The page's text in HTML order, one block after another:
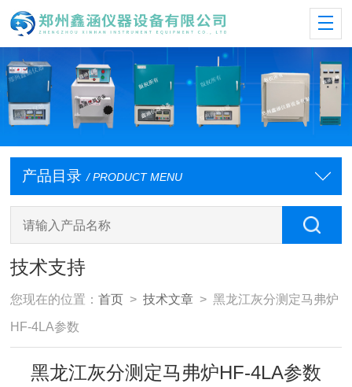
产品目录 / PRODUCT MENU
技术支持
您现在的位置：首页 >技术文章 > 黑龙江灰分测定马弗炉
HF-4LA参数
黑龙江灰分测定马弗炉HF-4LA参数